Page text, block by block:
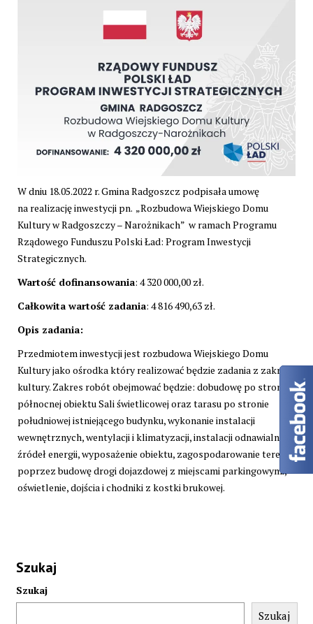
W dniu 18.05.2022 r. Gmina Radgoszcz podpisała umowę
na realizację inwestycji pn. „Rozbudowa Wiejskiego Domu
Kultury w Radgoszczy – Narożnikach” w ramach Programu
Rządowego Funduszu Polski Ład: Program Inwestycji
Strategicznych.
Wartość dofinansowania: 4 320 000,00 zł.
Całkowita wartość zadania: 4 816 490,63 zł.
Opis zadania:
Przedmiotem inwestycji jest rozbudowa Wiejskiego Domu
Kultury jako ośrodka który realizować będzie zadania z zakresu
kultury. Zakres robót obejmować będzie: dobudowę po stronie
północnej obiektu Sali świetlicowej oraz tarasu po stronie
południowej istniejącego budynku, wykonanie instalacji
wewnętrznych, wentylacji i klimatyzacji, instalacji odnawialnych
źródeł energii, wyposażenie obiektu, zagospodarowanie terenu
poprzez budowę drogi dojazdowej z miejscami parkingowymi,
oświetlenie, dojścia i chodniki z kostki brukowej.
Szukaj
Szukaj
Szukaj